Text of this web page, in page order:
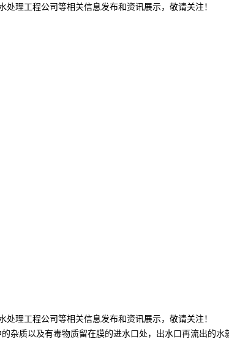
处理工程公司等相关信息发布和资讯展示，敬请关注！
处理工程公司等相关信息发布和资讯展示，敬请关注！
杂质以及有毒物质留在膜的进水口处，出水口再流出的